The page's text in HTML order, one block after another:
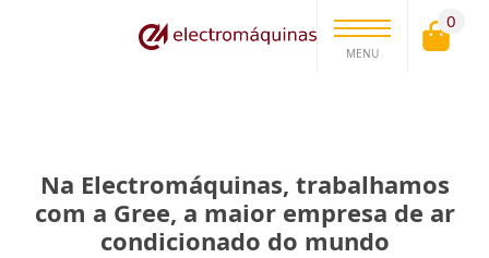
MENU
0
Na Electromáquinas, trabalhamos
com a Gree, a maior empresa de ar
condicionado do mundo